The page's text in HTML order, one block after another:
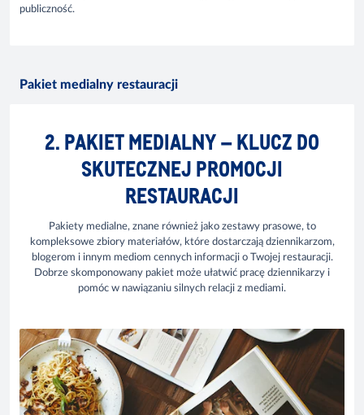
publiczność.
Pakiet medialny restauracji
2. PAKIET MEDIALNY – KLUCZ DO
SKUTECZNEJ PROMOCJI
RESTAURACJI
Pakiety medialne, znane również jako zestawy prasowe, to
kompleksowe zbiory materiałów, które dostarczają dziennikarzom,
blogerom i innym mediom cennych informacji o Twojej restauracji.
Dobrze skomponowany pakiet może ułatwić pracę dziennikarzy i
pomóc w nawiązaniu silnych relacji z mediami.